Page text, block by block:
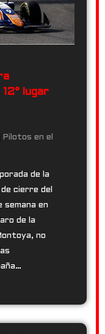
in 2026. Tokenised
trillion still off-chain).
lugar
Pilotos en el
de la
cierre del
semana en
de la
no